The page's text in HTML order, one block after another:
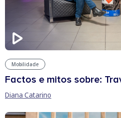
Mobilidade
Factos e mitos sobre:
Diana Catarino